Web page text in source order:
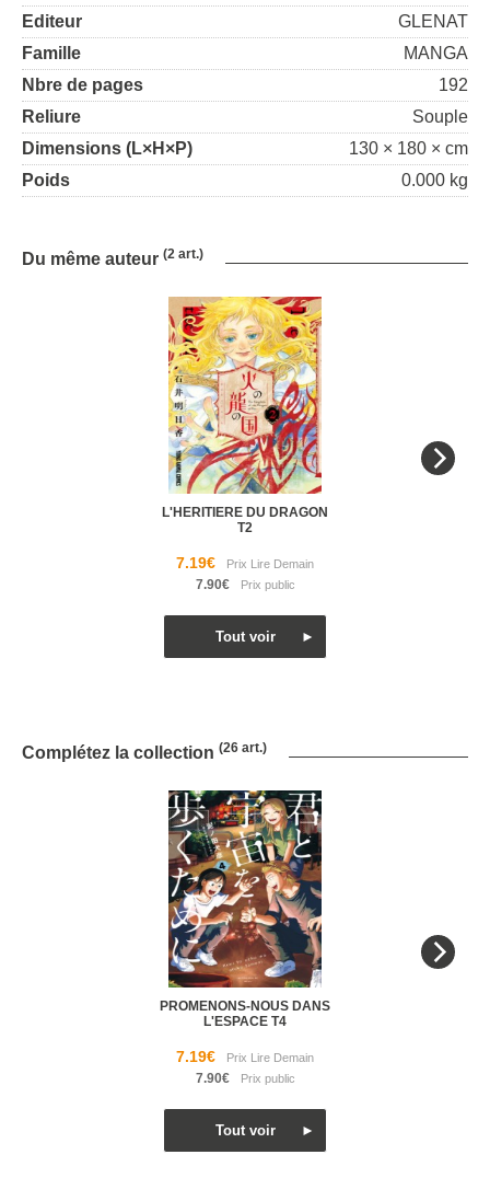
Editeur
GLENAT
Famille
MANGA
Nbre de pages
192
Reliure
Souple
Dimensions (L×H×P)
130 × 180 × cm
Poids
0.000 kg
Du même auteur (2 art.)
L'HERITIERE DU DRAGON
T2
7.19€
7.90€
Complétez la collection (26 art.)
PROMENONS-NOUS DANS
L'ESPACE T4
7.19€
7.90€